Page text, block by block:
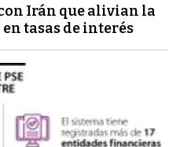
Irán que alivian la
tasas de interés